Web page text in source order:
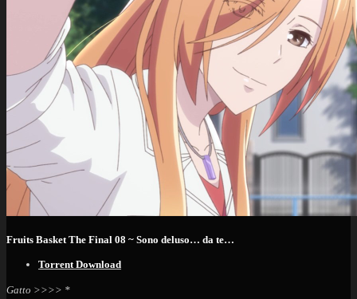
Fruits Basket The Final 08 ~ Sono deluso… da te…
Torrent Download
Gatto >>>> *